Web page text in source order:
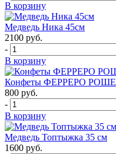
В корзину
Медведь Ника 45см
2100 руб.
-
В корзину
Конфеты ФЕРРЕРО РОШЕ
800 руб.
-
В корзину
Медведь Топтыжка 35 см
1600 руб.